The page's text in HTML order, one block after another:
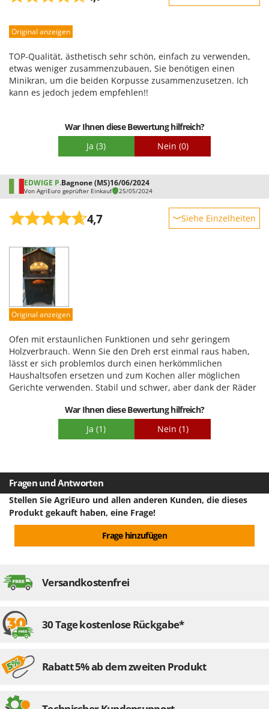
Leistung
Qualität / Preis
Schwierigkeitsgrad Zusammenbau
Original anzeigen
TOP-Qualität, ästhetisch sehr schön, einfach zu verwenden,
etwas weniger zusammenzubauen, Sie benötigen einen
Minikran, um die beiden Korpusse zusammenzusetzen. Ich
kann es jedoch jedem empfehlen!!
War Ihnen diese Bewertung hilfreich?
Ja (3) Nein (0)
EDWIGE P.Bagnone (MS)16/06/2024
Von AgriEuro geprüfter Einkauf 25/05/2024
4,7 Siehe Einzelheiten
Leistung
Benutzerfreundlichkeit
Qualität / Preis
Schwierigkeitsgrad Zusammenbau
Original anzeigen
Ofen mit erstaunlichen Funktionen und sehr geringem
Holzverbrauch. Wenn Sie den Dreh erst einmal raus haben,
lässt er sich problemlos durch einen herkömmlichen
Haushaltsofen ersetzen und zum Kochen aller möglichen
Gerichte verwenden. Stabil und schwer, aber dank der Räder
kompliziert und erfordert mindestens 4 kräftige Personen
zum Anheben und Platzieren auf dem Wagen oder einen
kleinen Kran. Sehr empfehlenswerter Kauf.
War Ihnen diese Bewertung hilfreich?
Ja (1) Nein (1)
Fragen und Antworten
Stellen Sie AgriEuro und allen anderen Kunden, die dieses
Produkt gekauft haben, eine Frage!
Frage hinzufügen
Versandkostenfrei
30 Tage kostenlose Rückgabe*
Rabatt 5% ab dem zweiten Produkt